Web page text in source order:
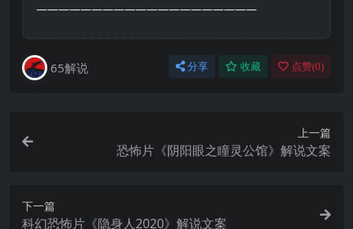
————————————————————
65解说 分享 收藏 点赞(0)
上一篇
恐怖片《阴阳眼之瞳灵公馆》解说文案
下一篇
科幻恐怖片《隐身人2020》解说文案